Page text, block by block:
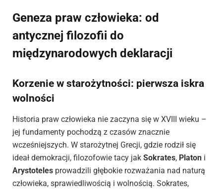
Geneza praw człowieka: od
antycznej filozofii do
międzynarodowych deklaracji
Korzenie w starożytności: pierwsza iskra
wolności
Historia praw człowieka nie zaczyna się w XVIII wieku –
jej fundamenty pochodzą z czasów znacznie
wcześniejszych. W starożytnej Grecji, gdzie rodził się
ideał demokracji, filozofowie tacy jak Sokrates, Platon i
Arystoteles prowadzili głębokie rozważania nad naturą
człowieka, sprawiedliwością i wolnością. Sokrates,